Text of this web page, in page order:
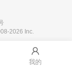
2026 Inc.
我的